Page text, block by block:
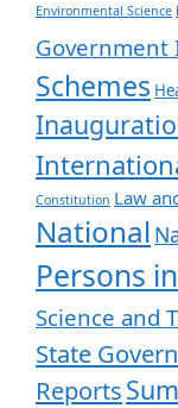
Environmental Science
Government
Schemes
Constitution Law
National
Persons
Science and
State
Reports